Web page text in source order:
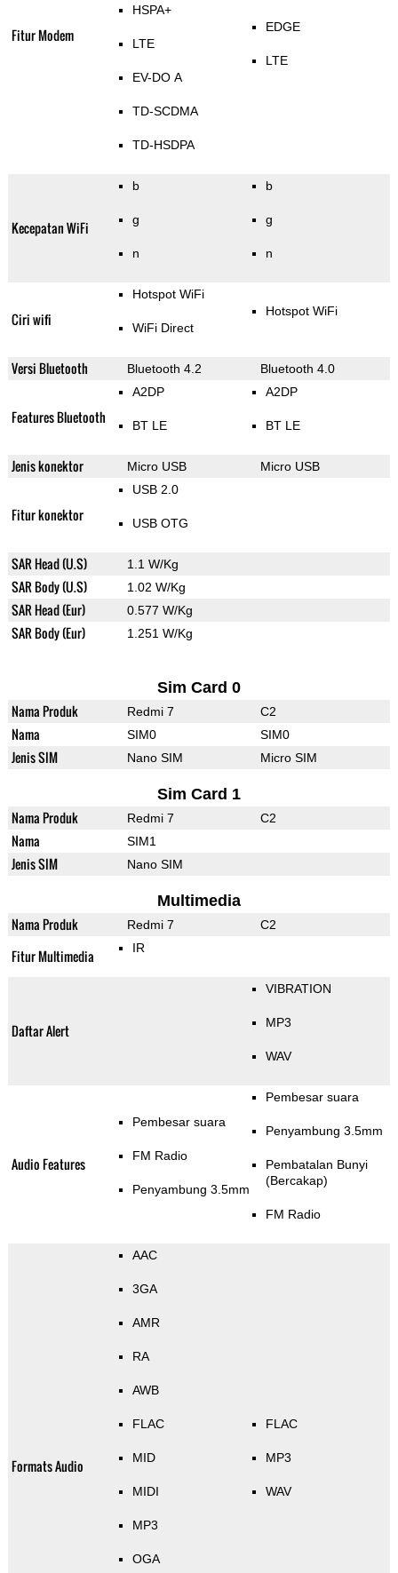
Fitur Modem
HSPA+
LTE
EV-DO A
TD-SCDMA
TD-HSDPA
EDGE
LTE
Kecepatan WiFi
b
g
n
b
g
n
Ciri wifi
Hotspot WiFi
WiFi Direct
Hotspot WiFi
Versi Bluetooth Bluetooth 4.2 Bluetooth 4.0
Features Bluetooth
A2DP
BT LE
A2DP
BT LE
Jenis konektor Micro USB Micro USB
Fitur konektor
USB 2.0
USB OTG
SAR Head (U.S) 1.1 W/Kg
SAR Body (U.S) 1.02 W/Kg
SAR Head (Eur) 0.577 W/Kg
SAR Body (Eur) 1.251 W/Kg
Sim Card 0
Nama Produk Redmi 7 C2
Nama SIM0 SIM0
Jenis SIM Nano SIM Micro SIM
Sim Card 1
Nama Produk Redmi 7 C2
Nama SIM1
Jenis SIM Nano SIM
Multimedia
Nama Produk Redmi 7 C2
Fitur Multimedia IR
Daftar Alert
VIBRATION
MP3
WAV
Audio Features
Pembesar suara
FM Radio
Penyambung 3.5mm
Pembesar suara
Penyambung 3.5mm
Pembatalan Bunyi
(Bercakap)
FM Radio
Formats Audio
AAC
3GA
AMR
RA
AWB
FLAC
MID
MIDI
MP3
OGA
FLAC
MP3
WAV